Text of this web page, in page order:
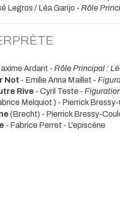
Legros / Léa Garijo - Rôle
Ardant - Rôle Principal :
Not - Emilie Anna Maillet -
Rive - Cyril Teste -
Melquiot ) - Pierrick
(Brecht) - Pierrick Bressy-
- Fabrice Perret - L'episcène